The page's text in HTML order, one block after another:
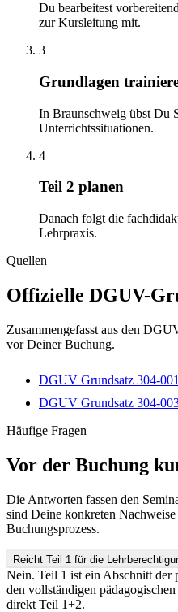
Du bearbeitest
zur Kursleitung mit.
3
Grundlagen
In Braunschweig übst Du
Unterrichtssituationen.
4
Teil 2 planen
Danach folgt die
Lehrpraxis.
Quellen
Offizielle DGUV-
Zusammengefasst aus den
vor Deiner Buchung.
DGUV Grundsatz 304-001
DGUV Grundsatz 304-
Häufige Fragen
Vor der Buchung
Die Antworten fassen den
sind Deine konkreten
Buchungsprozess.
Reicht Teil 1 für die
Nein. Teil 1 ist ein Abschnitt der
den vollständigen
direkt Teil 1+2.